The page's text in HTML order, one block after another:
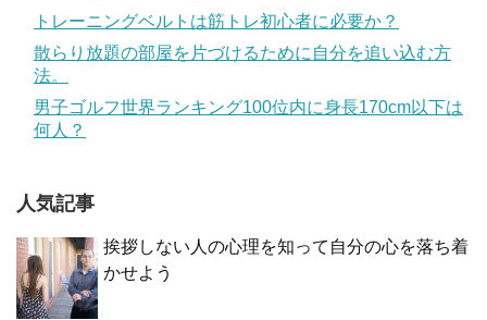
トレーニングベルトは筋トレ初心者に必要か？
散らり放題の部屋を片づけるために自分を追い込む方
法。
男子ゴルフ世界ランキング100位内に身長170cm以下は
何人？
人気記事
挨拶しない人の心理を知って自分の心を落ち着
かせよう